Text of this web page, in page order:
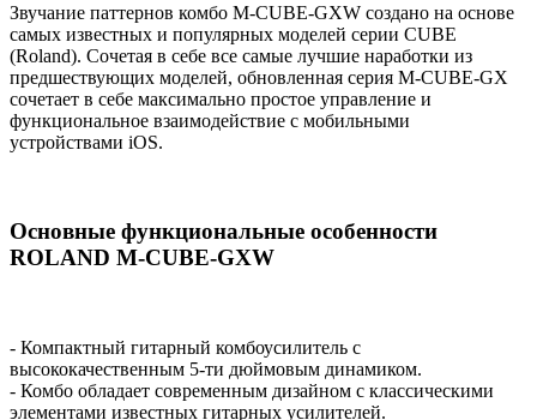
Звучание паттернов комбо M-CUBE-GXW создано на основе
самых известных и популярных моделей серии CUBE
(Roland). Сочетая в себе все самые лучшие наработки из
предшествующих моделей, обновленная серия M-CUBE-GX
сочетает в себе максимально простое управление и
функциональное взаимодействие с мобильными
устройствами iOS.
Основные функциональные особенности
ROLAND M-CUBE-GXW
- Компактный гитарный комбоусилитель с
высококачественным 5-ти дюймовым динамиком.
- Комбо обладает современным дизайном с классическими
элементами известных гитарных усилителей.